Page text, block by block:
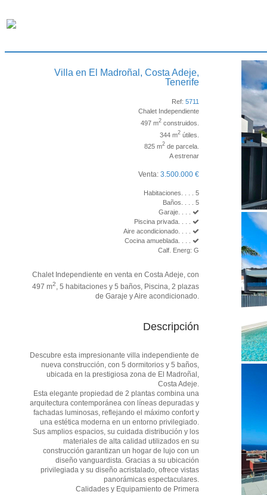
Villa en El Madroñal, Costa Adeje,
Tenerife
Ref: 5711
Chalet Independiente
497 m2 construidos.
344 m2 útiles.
825 m2 de parcela.
A estrenar
Venta: 3.500.000 €
Habitaciones. . . . 5
Baños. . . . 5
Garaje. . . .
Piscina privada. . . .
Aire acondicionado. . . .
Cocina amueblada. . . .
Calf. Energ: G
Chalet Independiente en venta en Costa Adeje, con
497 m2, 5 habitaciones y 5 baños, Piscina, 2 plazas
de Garaje y Aire acondicionado.
Descripción
Descubre esta impresionante villa independiente de
nueva construcción, con 5 dormitorios y 5 baños,
ubicada en la prestigiosa zona de El Madroñal,
Costa Adeje.
Esta elegante propiedad de 2 plantas combina una
arquitectura contemporánea con líneas depuradas y
fachadas luminosas, reflejando el máximo confort y
una estética moderna en un entorno privilegiado.
Sus amplios espacios, su cuidada distribución y los
materiales de alta calidad utilizados en su
construcción garantizan un hogar de lujo con un
diseño vanguardista. Gracias a su ubicación
privilegiada y su diseño acristalado, ofrece vistas
panorámicas espectaculares.
Calidades y Equipamiento de Primera